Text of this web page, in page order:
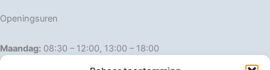
Openingsuren
Maandag: 08:30 – 12:00, 13:00 – 18:00
Dinsdag: